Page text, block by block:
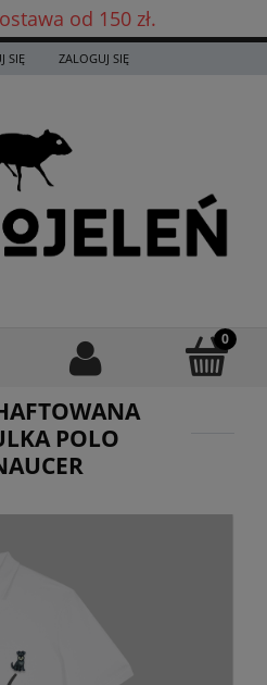
od 150 zł.
już od 150 zł! ✨
SIĘ ZALOGUJ SIĘ
POLO